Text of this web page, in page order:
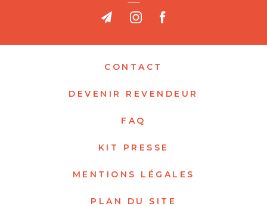
CONTACT
DEVENIR REVENDEUR
FAQ
KIT PRESSE
MENTIONS LÉGALES
PLAN DU SITE